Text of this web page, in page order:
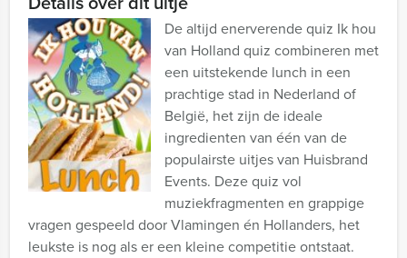
De altijd enerverende quiz Ik hou
van Holland quiz combineren met
een uitstekende lunch in een
prachtige stad in Nederland of
België, het zijn de ideale
ingredienten van één van de
populairste uitjes van Huisbrand
Events. Deze quiz vol
muziekfragmenten en grappige
vragen gespeeld door Vlamingen én Hollanders, het
leukste is nog als er een kleine competitie ontstaat.